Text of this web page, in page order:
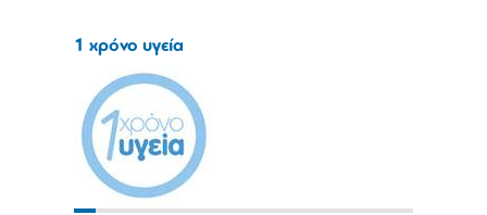
1 χρόνο υγεία